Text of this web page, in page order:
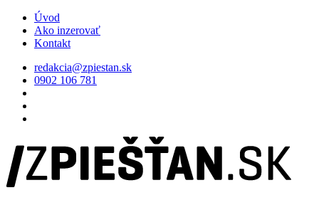
Úvod
Ako inzerovať
Kontakt
redakcia@zpiestan.sk
0902 106 781